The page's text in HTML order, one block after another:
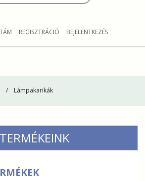
REGISZTRÁCIÓ BEJELENTKEZÉS
Lámpakarikák
TERMÉKEINK